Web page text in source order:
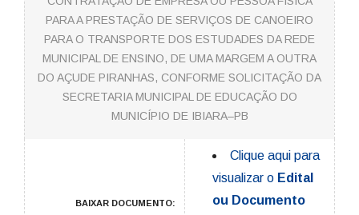
PARA A PRESTAÇÃO DE SERVIÇOS DE CANOEIRO
PARA O TRANSPORTE DOS ESTUDADES DA REDE
MUNICIPAL DE ENSINO, DE UMA MARGEM A OUTRA
DO AÇUDE PIRANHAS, CONFORME SOLICITAÇÃO DA
SECRETARIA MUNICIPAL DE EDUCAÇÃO DO
MUNICÍPIO DE IBIARA–PB
BAIXAR DOCUMENTO:
Clique aqui para
visualizar o Edital
ou Documento